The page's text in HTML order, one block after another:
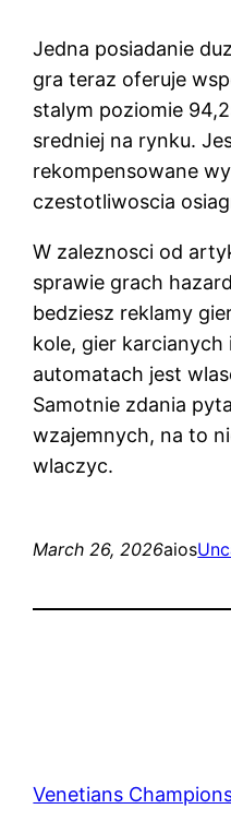
Jedna posiadanie
gra teraz oferuje
stalym poziomie
sredniej na rynku.
rekompensowane
czestotliwoscia
W zaleznosci od
sprawie grach
bedziesz reklamy
kole, gier karcianych
automatach jest
Samotnie zdania
wzajemnych, na to
wlaczyc.
March 26, 2026aios
Venetians